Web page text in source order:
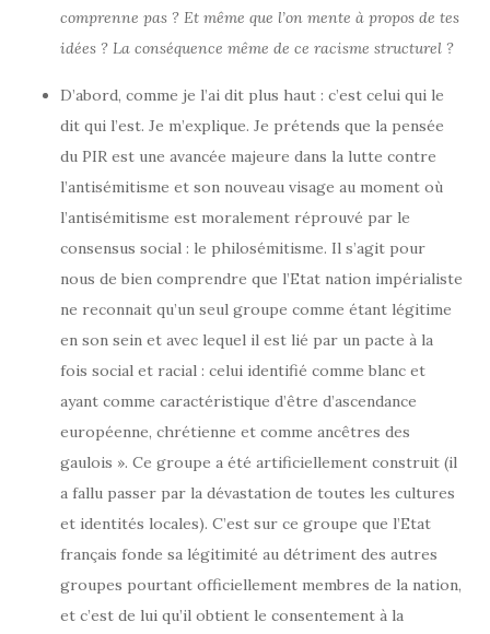
comprenne pas ? Et même que l’on mente à propos de tes
idées ? La conséquence même de ce racisme structurel ?
D’abord, comme je l’ai dit plus haut : c’est celui qui le
dit qui l’est. Je m’explique. Je prétends que la pensée
du PIR est une avancée majeure dans la lutte contre
l’antisémitisme et son nouveau visage au moment où
l’antisémitisme est moralement réprouvé par le
consensus social : le philosémitisme. Il s’agit pour
nous de bien comprendre que l’Etat nation impérialiste
ne reconnait qu’un seul groupe comme étant légitime
en son sein et avec lequel il est lié par un pacte à la
fois social et racial : celui identifié comme blanc et
ayant comme caractéristique d’être d’ascendance
européenne, chrétienne et comme ancêtres des
gaulois ». Ce groupe a été artificiellement construit (il
a fallu passer par la dévastation de toutes les cultures
et identités locales). C’est sur ce groupe que l’Etat
français fonde sa légitimité au détriment des autres
groupes pourtant officiellement membres de la nation,
et c’est de lui qu’il obtient le consentement à la